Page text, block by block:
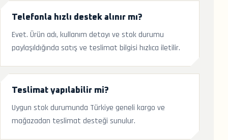
Telefonla hızlı destek alınır mı?
Evet. Ürün adı, kullanım detayı ve stok durumu
paylaşıldığında satış ve teslimat bilgisi hızlıca iletilir.
Teslimat yapılabilir mi?
Uygun stok durumunda Türkiye geneli kargo ve
mağazadan teslimat desteği sunulur.